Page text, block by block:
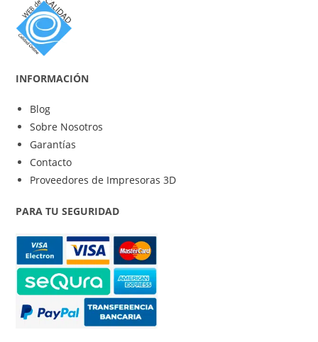
INFORMACIÓN
Blog
Sobre Nosotros
Garantías
Contacto
Proveedores de Impresoras 3D
PARA TU SEGURIDAD